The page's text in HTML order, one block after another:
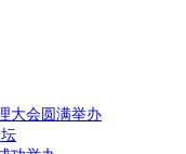
大会圆满举办